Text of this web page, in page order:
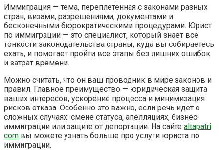
Иммиграция — тема, переплетённая с законами разных
стран, визами, разрешениями, документами и
бесконечными бюрократическими процедурами. Юрист
по иммиграции — это специалист, который знает все
тонкости законодательства страны, куда вы собираетесь
ехать, и помогает пройти все этапы без лишних ошибок
и затрат времени.
Можно считать, что он ваш проводник в мире законов и
правил. Главное преимущество — юридическая защита
ваших интересов, ускорение процесса и минимизация
рисков отказа. Особенно это важно, если речь идёт о
сложных случаях: смене статуса, апелляциях, бизнес-
иммиграции или защите от депортации. На сайте altapatri
com вы можете узнать больше про услуги юриста по
иммиграции.